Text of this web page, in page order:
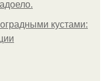
кустами: